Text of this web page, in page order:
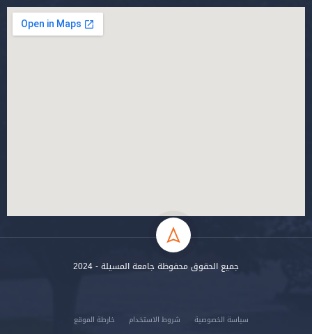
جميع الحقوق محفوظة جامعة المسيلة - 2024
سياسة الخصوصية شروط الاستخدام خارطة الموقع